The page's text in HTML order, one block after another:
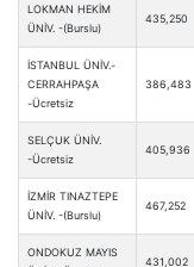
LOKMAN HEKİM
ÜNİV. -(Burslu)
435,250
İSTANBUL ÜNİV.-
CERRAHPAŞA
-Ücretsiz
386,483
SELÇUK ÜNİV.
-Ücretsiz
405,936
İZMİR TINAZTEPE
ÜNİV. -(Burslu)
467,252
ONDOKUZ MAYIS
431,002